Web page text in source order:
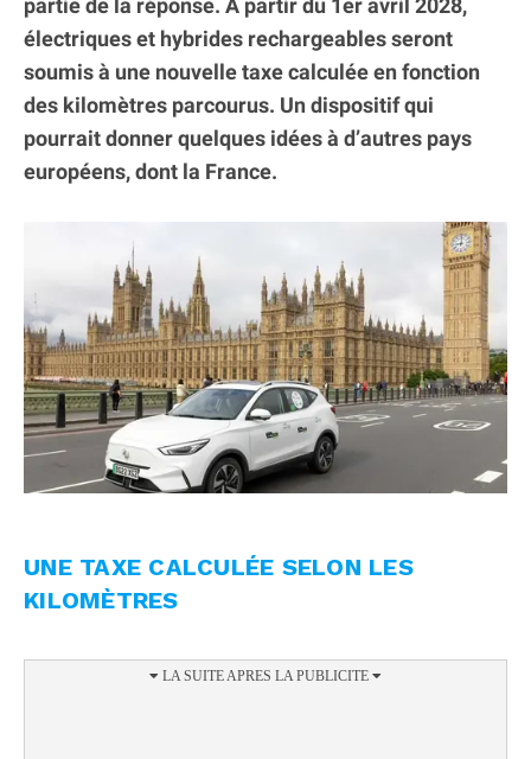
partie de la réponse. À partir du 1er avril 2028,
électriques et hybrides rechargeables seront
soumis à une nouvelle taxe calculée en fonction
des kilomètres parcourus. Un dispositif qui
pourrait donner quelques idées à d’autres pays
européens, dont la France.
UNE TAXE CALCULÉE SELON LES
KILOMÈTRES